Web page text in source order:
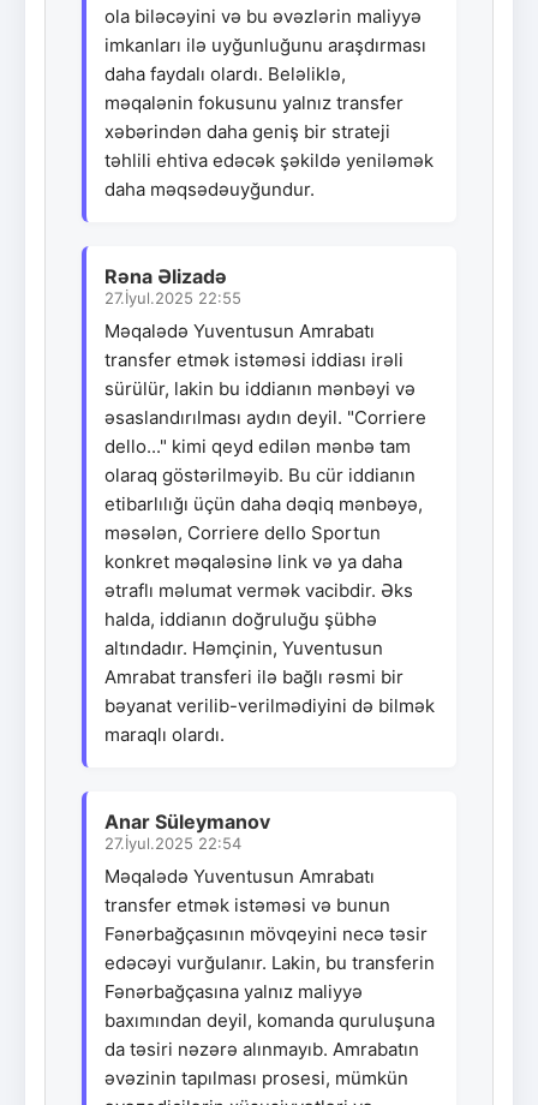
ola biləcəyini və bu əvəzlərin maliyyə
imkanları ilə uyğunluğunu araşdırması
daha faydalı olardı. Beləliklə,
məqalənin fokusunu yalnız transfer
xəbərindən daha geniş bir strateji
təhlili ehtiva edəcək şəkildə yeniləmək
daha məqsədəuyğundur.
Rəna Əlizadə
27.İyul.2025 22:55
Məqalədə Yuventusun Amrabatı
transfer etmək istəməsi iddiası irəli
sürülür, lakin bu iddianın mənbəyi və
əsaslandırılması aydın deyil. "Corriere
dello..." kimi qeyd edilən mənbə tam
olaraq göstərilməyib. Bu cür iddianın
etibarlılığı üçün daha dəqiq mənbəyə,
məsələn, Corriere dello Sportun
konkret məqaləsinə link və ya daha
ətraflı məlumat vermək vacibdir. Əks
halda, iddianın doğruluğu şübhə
altındadır. Həmçinin, Yuventusun
Amrabat transferi ilə bağlı rəsmi bir
bəyanat verilib-verilmədiyini də bilmək
maraqlı olardı.
Anar Süleymanov
27.İyul.2025 22:54
Məqalədə Yuventusun Amrabatı
transfer etmək istəməsi və bunun
Fənərbağçasının mövqeyini necə təsir
edəcəyi vurğulanır. Lakin, bu transferin
Fənərbağçasına yalnız maliyyə
baxımından deyil, komanda quruluşuna
da təsiri nəzərə alınmayıb. Amrabatın
əvəzinin tapılması prosesi, mümkün